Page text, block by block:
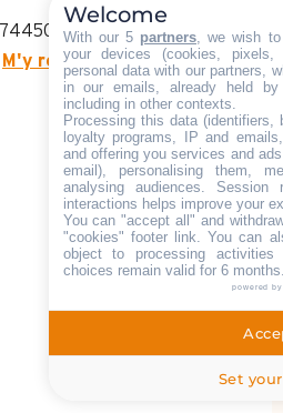
Le Grand-Bornand
M'y rendre
Welcome
With our 5 partners, we wish to
your devices (cookies,
personal data with our partners,
in our emails, already held
including in other contexts.
Processing this data (identifiers,
loyalty programs, IP and
and offering you services and
email), personalising them,
analysing audiences.
interactions helps improve your
You can "accept all" and
"cookies" footer link. You can
object to processing
choices remain valid for 6
powered by
Set